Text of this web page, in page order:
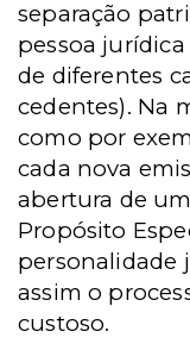
separação
pessoa
de diferentes
cedentes). Na
como por
cada nova
abertura de
Propósito
personalidade
assim o
custoso.